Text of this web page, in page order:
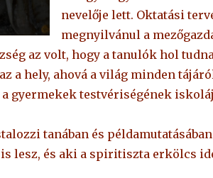
nevelője lett. Oktatási
megnyilvánul a
az volt, hogy a tanulók hol
a hely, ahová a világ minden
gyermekek testvériségének
tanában és
lesz, és aki a spiritiszta erkölcs